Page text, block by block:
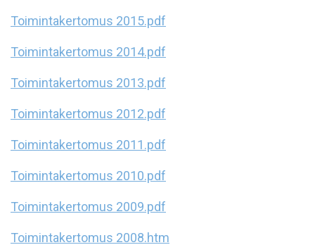
Toimintakertomus 2015.pdf
Toimintakertomus 2014.pdf
Toimintakertomus 2013.pdf
Toimintakertomus 2012.pdf
Toimintakertomus 2011.pdf
Toimintakertomus 2010.pdf
Toimintakertomus 2009.pdf
Toimintakertomus 2008.htm